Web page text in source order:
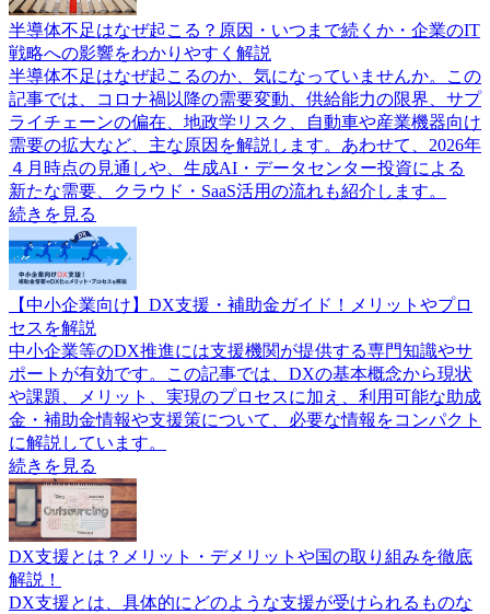
半導体不足はなぜ起こる？原因・いつまで続くか・企業のIT
戦略への影響をわかりやすく解説
半導体不足はなぜ起こるのか、気になっていませんか。この
記事では、コロナ禍以降の需要変動、供給能力の限界、サプ
ライチェーンの偏在、地政学リスク、自動車や産業機器向け
需要の拡大など、主な原因を解説します。あわせて、2026年
４月時点の見通しや、生成AI・データセンター投資による
新たな需要、クラウド・SaaS活用の流れも紹介します。
続きを見る
【中小企業向け】DX支援・補助金ガイド！メリットやプロ
セスを解説
中小企業等のDX推進には支援機関が提供する専門知識やサ
ポートが有効です。この記事では、DXの基本概念から現状
や課題、メリット、実現のプロセスに加え、利用可能な助成
金・補助金情報や支援策について、必要な情報をコンパクト
に解説しています。
続きを見る
DX支援とは？メリット・デメリットや国の取り組みを徹底
解説！
DX支援とは、具体的にどのような支援が受けられるものな